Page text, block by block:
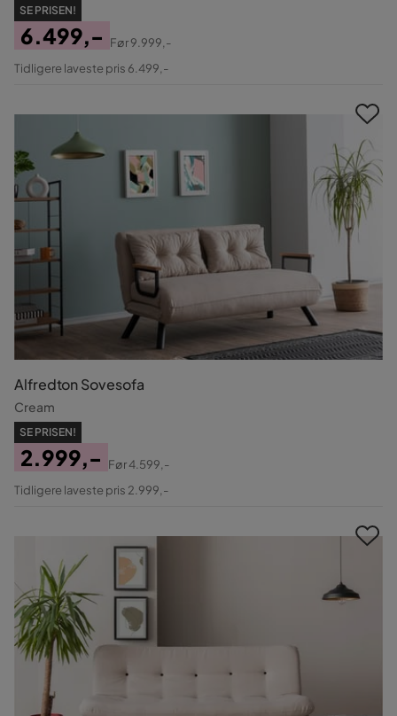
SE PRISEN!
Pris
6.499,-
Original
Før9.999,-
Tidligere laveste pris 6.499,-
Alfredton Sovesofa
Cream
SE PRISEN!
Pris
2.999,-
Original
Før4.599,-
Tidligere laveste pris 2.999,-